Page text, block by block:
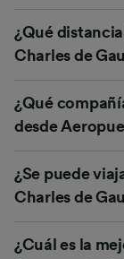
¿Qué
Charles de
¿Qué
desde
¿Se puede
Charles de
¿Cuál es la